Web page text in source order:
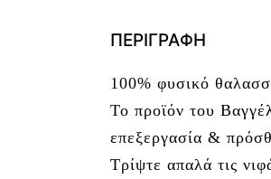
ΠΕΡΙΓΡΑΦΉ
100% φυσικό
Το προϊόν του
επεξεργασία &
Τρίψτε απαλά τις